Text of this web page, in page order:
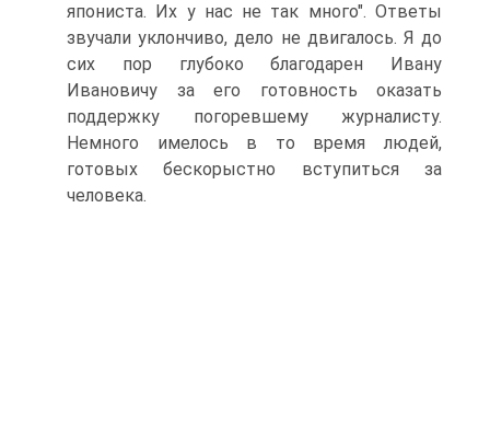
япониста. Их у нас не так много". Ответы
звучали уклончиво, дело не двигалось. Я до
сих пор глубоко благодарен Ивану
Ивановичу за его готовность оказать
поддержку погоревшему журналисту.
Немного имелось в то время людей,
готовых бескорыстно вступиться за
человека.